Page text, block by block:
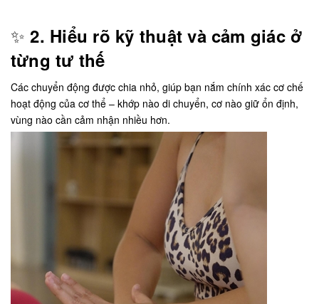
✨ 2. Hiểu rõ kỹ thuật và cảm giác ở
từng tư thế
Các chuyển động được chia nhỏ, giúp bạn nắm chính xác cơ chế
hoạt động của cơ thể – khớp nào di chuyển, cơ nào giữ ổn định,
vùng nào cần cảm nhận nhiều hơn.